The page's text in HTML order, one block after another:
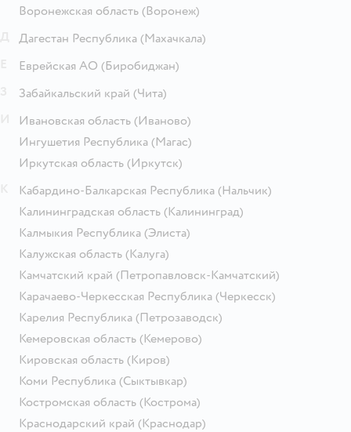
Воронежская область (Воронеж)
Дагестан Республика (Махачкала)
Еврейская АО (Биробиджан)
Забайкальский край (Чита)
Ивановская область (Иваново)
Ингушетия Республика (Магас)
Иркутская область (Иркутск)
Кабардино-Балкарская Республика (Нальчик)
Калининградская область (Калининград)
Калмыкия Республика (Элиста)
Калужская область (Калуга)
Камчатский край (Петропавловск-Камчатский)
Карачаево-Черкесская Республика (Черкесск)
Карелия Республика (Петрозаводск)
Кемеровская область (Кемерово)
Кировская область (Киров)
Коми Республика (Сыктывкар)
Костромская область (Кострома)
Краснодарский край (Краснодар)